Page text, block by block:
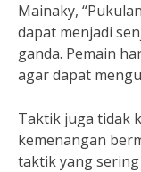
Mainaky,
dapat menjadi
ganda. Pemain
agar dapat
Taktik juga tidak
kemenangan
taktik yang